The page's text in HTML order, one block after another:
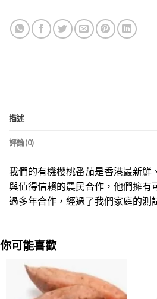
描述
評論(0)
我們的有機櫻桃番茄是香港最新鮮
與值得信賴的農民合作，他們擁有
過多年合作，經過了我們家庭的測
你可能喜歡